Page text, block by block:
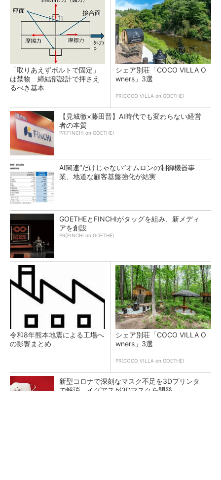
「取りあえずボルトで固定」
は禁物 締結部設計で押さえ
るべき基本
シェア別荘「COCO VILLA O
wners」3選
PR(COCO VILLA on GOETHE)
【見城徹×藤田晋】AI時代でも変わらない経営
者の本質
PR(FINCHI on GOETHE)
AI関連“だけじゃない”オムロンの制御機器事
業、地道な顧客基盤強化が結実
GOETHEとFINCHIがタッグを組み、新メディ
アを創設
PR(FINCHI on GOETHE)
令和8年熊本地震による工場へ
の影響まとめ
シェア別荘「COCO VILLA O
wners」3選
PR(COCO VILLA on GOETHE)
新型コロナで深刻なマスク不足を3Dプリンタ
で解消、イグアスが3Dマスクを開発